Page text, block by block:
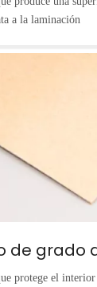
a la laminación
de grado
protege el interior